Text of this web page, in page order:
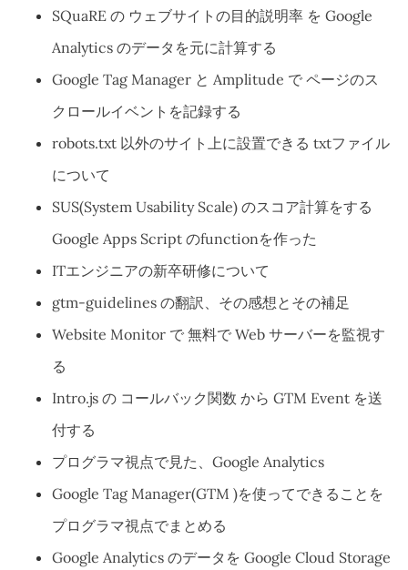
SQuaRE の ウェブサイトの目的説明率 を Google
Analytics のデータを元に計算する
Google Tag Manager と Amplitude で ページのス
クロールイベントを記録する
robots.txt 以外のサイト上に設置できる txtファイル
について
SUS(System Usability Scale) のスコア計算をする
Google Apps Script のfunctionを作った
ITエンジニアの新卒研修について
gtm-guidelines の翻訳、その感想とその補足
Website Monitor で 無料で Web サーバーを監視す
る
Intro.js の コールバック関数 から GTM Event を送
付する
プログラマ視点で見た、Google Analytics
Google Tag Manager(GTM )を使ってできることを
プログラマ視点でまとめる
Google Analytics のデータを Google Cloud Storage